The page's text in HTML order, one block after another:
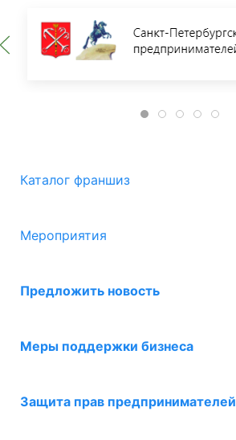
Каталог франшиз
Мероприятия
Предложить новость
Меры поддержки бизнеса
Защита прав предпринимателей